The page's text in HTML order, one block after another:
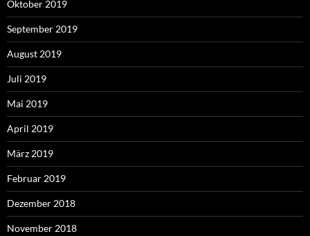
Oktober 2019
September 2019
August 2019
Juli 2019
Mai 2019
April 2019
März 2019
Februar 2019
Dezember 2018
November 2018